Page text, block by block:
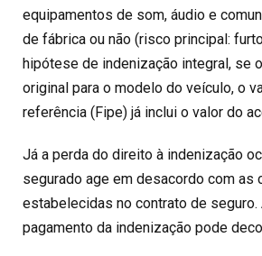
equipamentos de som, áudio e
de fábrica ou não (risco principal:
hipótese de indenização integral, se
original para o modelo do veículo, o
referência (Fipe) já inclui o valor do
Já a perda do direito à indenização
segurado age em desacordo com as
estabelecidas no contrato de seguro.
pagamento da indenização pode